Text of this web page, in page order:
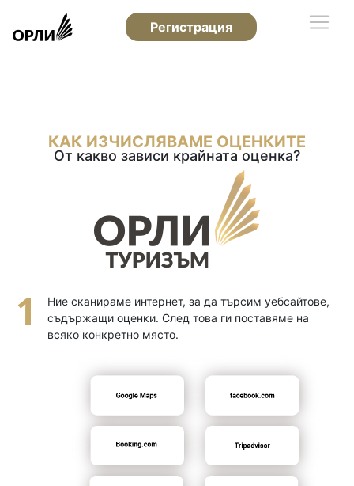
Регистрация
КАК ИЗЧИСЛЯВАМЕ ОЦЕНКИТЕ
От какво зависи крайната оценка?
Ние сканираме интернет, за да търсим уебсайтове,
съдържащи оценки. След това ги поставяме на
всяко конкретно място.